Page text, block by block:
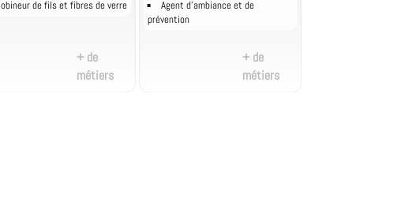
de fils et fibres de verre
+ de
métiers
Agent d'ambiance et de
prévention
+ de
métiers